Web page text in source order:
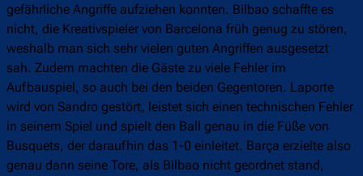
gefährliche Angriffe aufziehen konnten. Bilbao schaffte es
nicht, die Kreativspieler von Barcelona früh genug zu stören,
weshalb man sich sehr vielen guten Angriffen ausgesetzt
sah. Zudem machten die Gäste zu viele Fehler im
Aufbauspiel, so auch bei den beiden Gegentoren. Laporte
wird von Sandro gestört, leistet sich einen technischen Fehler
in seinem Spiel und spielt den Ball genau in die Füße von
Busquets, der daraufhin das 1-0 einleitet. Barça erzielte also
genau dann seine Tore, als Bilbao nicht geordnet stand,